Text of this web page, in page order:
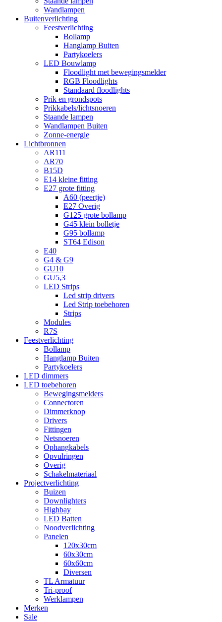
Wandlampen
Buitenverlichting
Feestverlichting
Bollamp
Hanglamp Buiten
Partykoelers
LED Bouwlamp
Floodlight met bewegingsmelder
RGB Floodlights
Standaard floodlights
Prik en grondspots
Prikkabels/lichtsnoeren
Staande lampen
Wandlampen Buiten
Zonne-energie
Lichtbronnen
AR111
AR70
B15D
E14 kleine fitting
E27 grote fitting
A60 (peertje)
E27 Overig
G125 grote bollamp
G45 klein bolletje
G95 bollamp
ST64 Edison
E40
G4 & G9
GU10
GU5,3
LED Strips
Led strip drivers
Led Strip toebehoren
Strips
Modules
R7S
Feestverlichting
Bollamp
Hanglamp Buiten
Partykoelers
LED dimmers
LED toebehoren
Bewegingsmelders
Connectoren
Dimmerknop
Drivers
Fittingen
Netsnoeren
Ophangkabels
Opvulringen
Overig
Schakelmateriaal
Projectverlichting
Buizen
Downlighters
Highbay
LED Batten
Noodverlichting
Panelen
120x30cm
60x30cm
60x60cm
Diversen
TL Armatuur
Tri-proof
Werklampen
Merken
Sale